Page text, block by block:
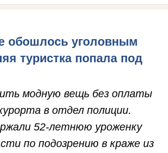
обошлось уголовным
туристка попала под
модную вещь без оплаты
в отдел полиции.
52-летнюю уроженку
по подозрению в краже из